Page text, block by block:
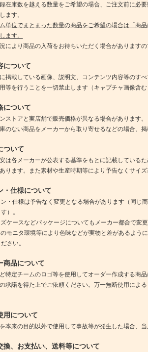
在庫数を越える数量をご希望の場合、ご注文前に必
ます。
単位でまとまった数量の商品をご希望の場合は「商
ます。
により商品の入荷をお待ちいただく場合があります
について
掲載している画像、説明文、コンテンツ内容等のす
等を行うことを一切禁止します（キャプチャ画像含む
について
ストアと実店舗で販売価格が異なる場合があります
のない商品をメーカーから取り寄せるなどの場合、
ついて
は各メーカーが公表する基準をもとに記載している
ります。また素材や生産時期等により予告なくサイ
・仕様について
・仕様は予告なく変更となる場合があります（同じ
）。
ケースなどパッケージについてもメーカー都合で変更
モニタ環境等により色味などが実物と差があるよう
さい。
商品について
特定チームのロゴ等を使用してオーダー作成する商
承諾を得た上でご依頼ください。万一無断使用によ
用について
本来の目的以外で使用して事故等が発生した場合、当
換、お支払い、送料等について